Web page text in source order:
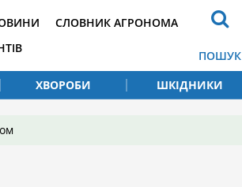
СЛОВНИК АГРОНОМА
ПОШУК
ХВОРОБИ ШКІДНИКИ